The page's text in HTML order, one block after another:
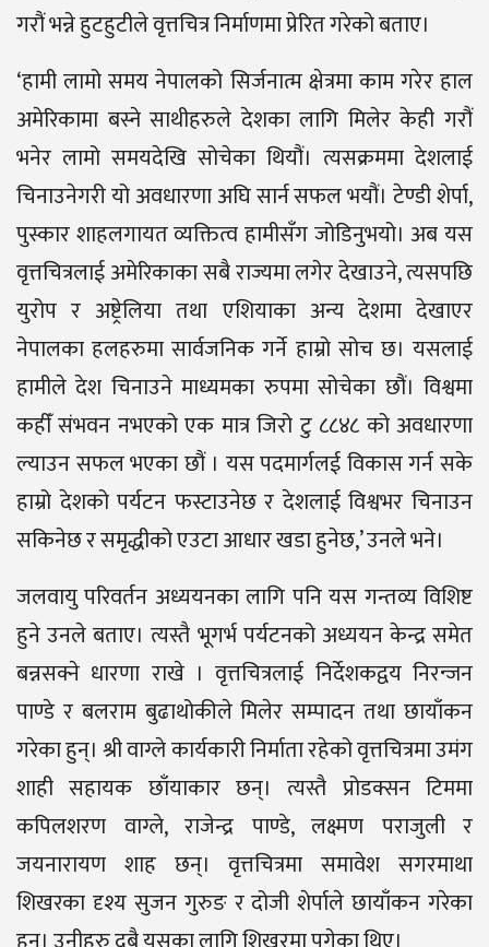
गरौं भन्ने हुटहुटीले वृत्तचित्र निर्माणमा प्रेरित गरेको बताए।
‘हामी लामो समय नेपालको सिर्जनात्म क्षेत्रमा काम गरेर हाल
अमेरिकामा बस्ने साथीहरुले देशका लागि मिलेर केही गरौं
भनेर लामो समयदेखि सोचेका थियौं। त्यसक्रममा देशलाई
चिनाउनेगरी यो अवधारणा अघि सार्न सफल भयौं। टेण्डी शेर्पा,
पुस्कार शाहलगायत व्यक्तित्व हामीसँग जोडिनुभयो। अब यस
वृत्तचित्रलाई अमेरिकाका सबै राज्यमा लगेर देखाउने, त्यसपछि
युरोप र अष्ट्रेलिया तथा एशियाका अन्य देशमा देखाएर
नेपालका हलहरुमा सार्वजनिक गर्ने हाम्रो सोच छ। यसलाई
हामीले देश चिनाउने माध्यमका रुपमा सोचेका छौं। विश्वमा
कहीँ संभवन नभएको एक मात्र जिरो टु ८८४८ को अवधारणा
ल्याउन सफल भएका छौं । यस पदमार्गलई विकास गर्न सके
हाम्रो देशको पर्यटन फस्टाउनेछ र देशलाई विश्वभर चिनाउन
सकिनेछ र समृद्धीको एउटा आधार खडा हुनेछ,’ उनले भने।
जलवायु परिवर्तन अध्ययनका लागि पनि यस गन्तव्य विशिष्ट
हुने उनले बताए। त्यस्तै भूगर्भ पर्यटनको अध्ययन केन्द्र समेत
बन्नसक्ने धारणा राखे । वृत्तचित्रलाई निर्देशकद्वय निरन्जन
पाण्डे र बलराम बुढाथोकीले मिलेर सम्पादन तथा छायाँकन
गरेका हुन्। श्री वाग्ले कार्यकारी निर्माता रहेको वृत्तचित्रमा उमंग
शाही सहायक छाँयाकार छन्। त्यस्तै प्रोडक्सन टिममा
कपिलशरण वाग्ले, राजेन्द्र पाण्डे, लक्ष्मण पराजुली र
जयनारायण शाह छन्। वृत्तचित्रमा समावेश सगरमाथा
शिखरका दृश्य सुजन गुरुङ र दोजी शेर्पाले छायाँकन गरेका